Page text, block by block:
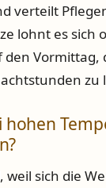
verteilt
lohnt es sich
den Vormittag,
zu
hohen
weil sich die